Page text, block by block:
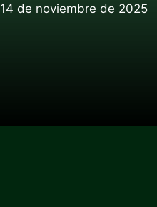
14 de noviembre de 2025